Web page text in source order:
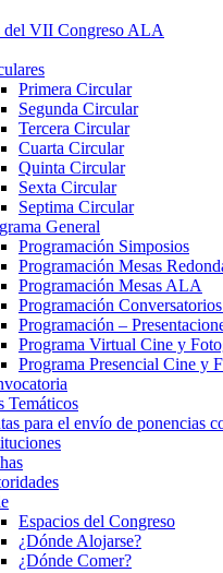
del VII Congreso ALA
Primera Circular
Segunda Circular
Tercera Circular
Cuarta Circular
Quinta Circular
Sexta Circular
Septima Circular
General
Programación Simposios
Programación Mesas
Programación Mesas ALA
Programación
Programación –
Programa Virtual Cine y
Programa Presencial Cine y
Temáticos
para el envío de ponencias
Espacios del Congreso
¿Dónde Alojarse?
¿Dónde Comer?